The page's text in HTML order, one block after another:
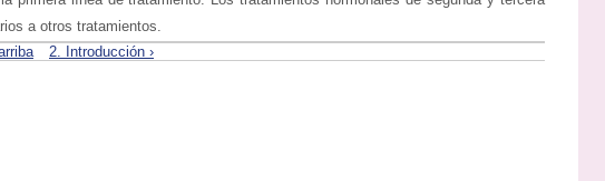
a otros tratamientos.
2. Introducción ›